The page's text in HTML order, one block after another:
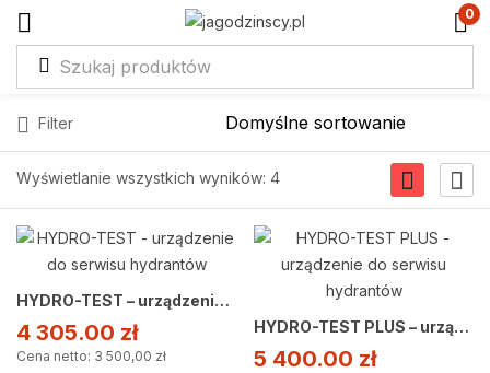
0
Wyświetlanie wszystkich wyników: 4
Filter
HYDRO-TEST – urządzenie do serwisu hydrantów
4 305.00 zł
Cena netto: 3 500,00 zł
HYDRO-TEST PLUS – urządzenie do serwisu hydrantów
5 400.00 zł